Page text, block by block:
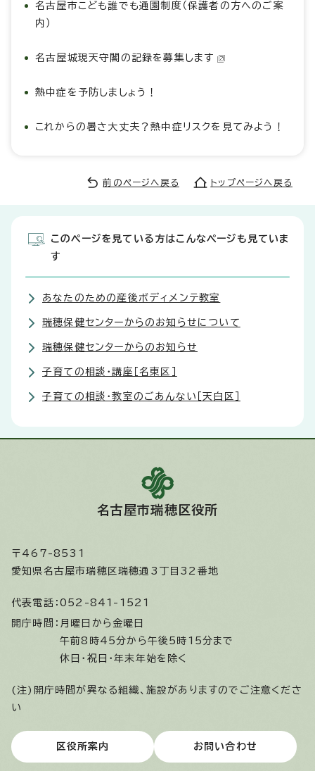
名古屋市こども誰でも通園制度（保護者の方へのご案
内）
名古屋城現天守閣の記録を募集します
熱中症を予防しましょう！
これからの暑さ大丈夫？熱中症リスクを見てみよう！
前のページへ戻る トップページへ戻る
このページを見ている方はこんなページも見ていま
す
あなたのための産後ボディメンテ教室
瑞穂保健センターからのお知らせについて
瑞穂保健センターからのお知らせ
子育ての相談・講座［名東区］
子育ての相談・教室のごあんない［天白区］
名古屋市瑞穂区役所
〒467-8531
愛知県名古屋市瑞穂区瑞穂通3丁目32番地
代表電話： 052-841-1521
開庁時間： 月曜日から金曜日
午前8時45分から午後5時15分まで
休日・祝日・年末年始を除く
(注)開庁時間が異なる組織、施設がありますのでご注意くださ
い
区役所案内 お問い合わせ